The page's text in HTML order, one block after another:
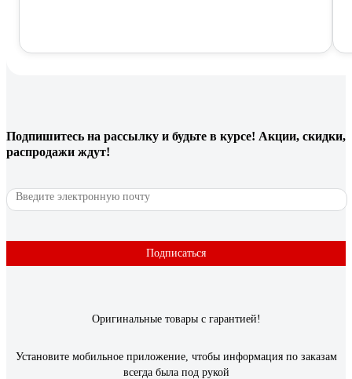
Подпишитесь на рассылку и будьте в курсе! Акции, скидки,
распродажи ждут!
Подписаться
Оригинальные товары с гарантией!
Установите мобильное приложение, чтобы информация по заказам
всегда была под рукой